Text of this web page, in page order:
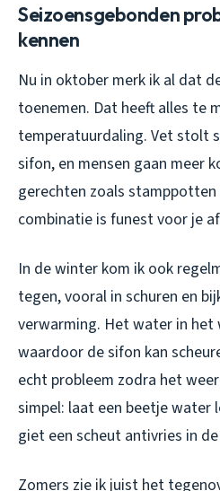
Seizoensgebonden
kennen
Nu in oktober merk ik al dat
toenemen. Dat heeft alles te
temperatuurdaling. Vet stolt
sifon, en mensen gaan meer
gerechten zoals
combinatie is funest voor je
In de winter kom ik ook
tegen, vooral in schuren en
verwarming. Het water in
waardoor de sifon kan
echt probleem zodra het
simpel: laat een beetje water
giet een scheut antivries in
Zomers zie ik juist het